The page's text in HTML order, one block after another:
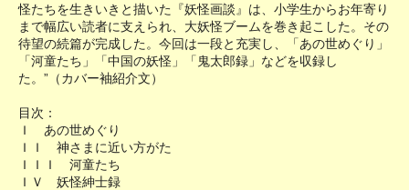
怪たちを生きいきと描いた『妖怪画談』は、小学生からお年寄り
まで幅広い読者に支えられ、大妖怪ブームを巻き起こした。その
待望の続篇が完成した。今回は一段と充実し、「あの世めぐり」
「河童たち」「中国の妖怪」「鬼太郎録」などを収録し
た。”（カバー袖紹介文）
目次：
Ｉ あの世めぐり
ＩＩ 神さまに近い方がた
ＩＩＩ 河童たち
ＩＶ 妖怪紳士録